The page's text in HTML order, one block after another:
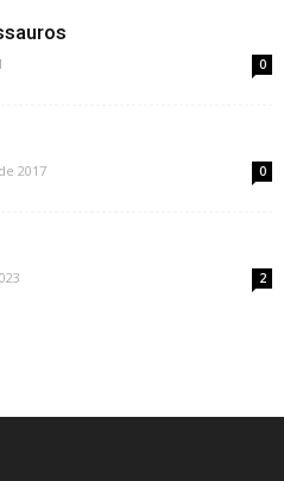
0
2017 0
2